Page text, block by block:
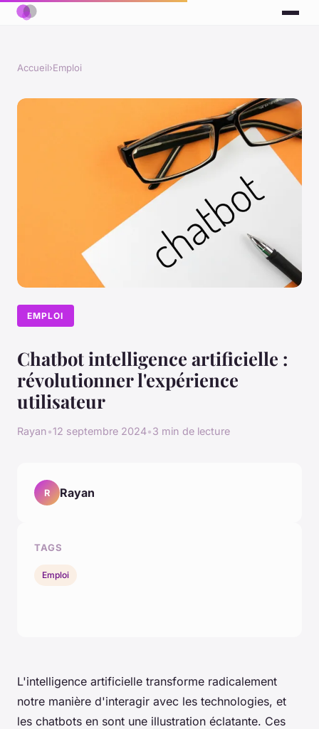
Accueil›Emploi
EMPLOI
Chatbot intelligence artificielle :
révolutionner l'expérience
utilisateur
Rayan•12 septembre 2024•3 min de lecture
L'intelligence artificielle transforme radicalement
notre manière d'interagir avec les technologies, et
les chatbots en sont une illustration éclatante. Ces
R Rayan
TAGS
Emploi